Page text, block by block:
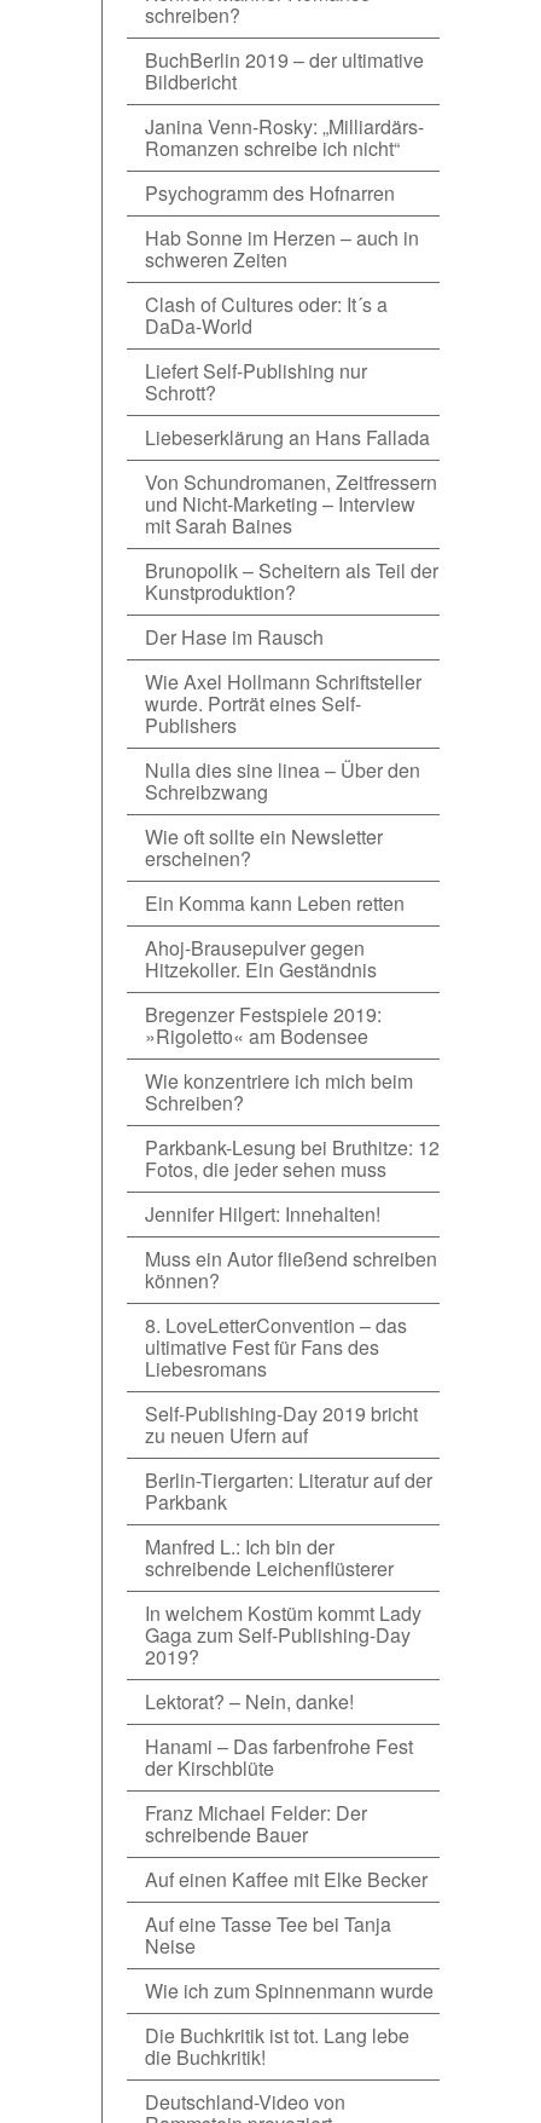
schreiben?
BuchBerlin 2019 – der ultimative
Bildbericht
Janina Venn-Rosky: „Milliardärs-
Romanzen schreibe ich nicht“
Psychogramm des Hofnarren
Hab Sonne im Herzen – auch in
schweren Zeiten
Clash of Cultures oder: It´s a
DaDa-World
Liefert Self-Publishing nur
Schrott?
Liebeserklärung an Hans Fallada
Von Schundromanen, Zeitfressern
und Nicht-Marketing – Interview
mit Sarah Baines
Brunopolik – Scheitern als Teil der
Kunstproduktion?
Der Hase im Rausch
Wie Axel Hollmann Schriftsteller
wurde. Porträt eines Self-
Publishers
Nulla dies sine linea – Über den
Schreibzwang
Wie oft sollte ein Newsletter
erscheinen?
Ein Komma kann Leben retten
Ahoj-Brausepulver gegen
Hitzekoller. Ein Geständnis
Bregenzer Festspiele 2019:
»Rigoletto« am Bodensee
Wie konzentriere ich mich beim
Schreiben?
Parkbank-Lesung bei Bruthitze: 12
Fotos, die jeder sehen muss
Jennifer Hilgert: Innehalten!
Muss ein Autor fließend schreiben
können?
8. LoveLetterConvention – das
ultimative Fest für Fans des
Liebesromans
Self-Publishing-Day 2019 bricht
zu neuen Ufern auf
Berlin-Tiergarten: Literatur auf der
Parkbank
Manfred L.: Ich bin der
schreibende Leichenflüsterer
In welchem Kostüm kommt Lady
Gaga zum Self-Publishing-Day
2019?
Lektorat? – Nein, danke!
Hanami – Das farbenfrohe Fest
der Kirschblüte
Franz Michael Felder: Der
schreibende Bauer
Auf einen Kaffee mit Elke Becker
Auf eine Tasse Tee bei Tanja
Neise
Wie ich zum Spinnenmann wurde
Die Buchkritik ist tot. Lang lebe
die Buchkritik!
Deutschland-Video von